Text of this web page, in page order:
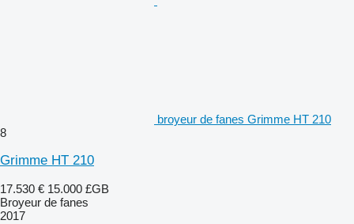
broyeur de fanes Grimme HT 210
8
Grimme HT 210
17.530 € 15.000 £GB
Broyeur de fanes
2017